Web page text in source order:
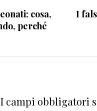
cosa,
perché
I
I campi obbligatori